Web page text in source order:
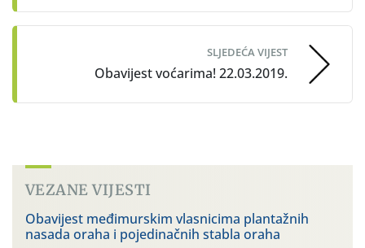
SLJEDEĆA VIJEST
Obavijest voćarima! 22.03.2019.
VEZANE VIJESTI
Obavijest međimurskim vlasnicima plantažnih
nasada oraha i pojedinačnih stabla oraha